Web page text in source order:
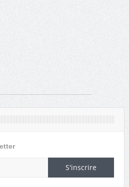
S'inscrire